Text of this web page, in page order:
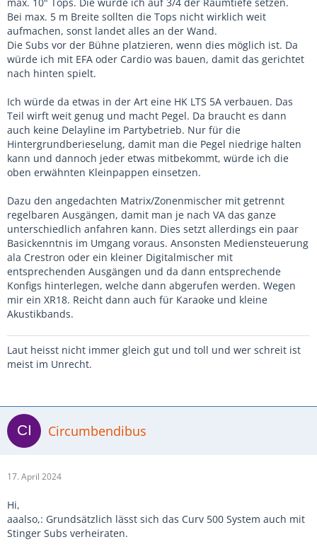
Bei max. 5 m Breite sollten die Tops nicht wirklich weit
aufmachen, sonst landet alles an der Wand.
Die Subs vor der Bühne platzieren, wenn dies möglich ist. Da
würde ich mit EFA oder Cardio was bauen, damit das gerichtet
nach hinten spielt.
Ich würde da etwas in der Art eine HK LTS 5A verbauen. Das
Teil wirft weit genug und macht Pegel. Da braucht es dann
auch keine Delayline im Partybetrieb. Nur für die
Hintergrundberieselung, damit man die Pegel niedrige halten
kann und dannoch jeder etwas mitbekommt, würde ich die
oben erwähnten Kleinpappen einsetzen.
Dazu den angedachten Matrix/Zonenmischer mit getrennt
regelbaren Ausgängen, damit man je nach VA das ganze
unterschiedlich anfahren kann. Dies setzt allerdings ein paar
Basickenntnis im Umgang voraus. Ansonsten Mediensteuerung
ala Crestron oder ein kleiner Digitalmischer mit
entsprechenden Ausgängen und da dann entsprechende
Konfigs hinterlegen, welche dann abgerufen werden. Wegen
mir ein XR18. Reicht dann auch für Karaoke und kleine
Akustikbands.
Laut heisst nicht immer gleich gut und toll und wer schreit ist
meist im Unrecht.
Circumbendibus
17. April 2024
Hi,
aaalso,: Grundsätzlich lässt sich das Curv 500 System auch mit
Stinger Subs verheiraten.